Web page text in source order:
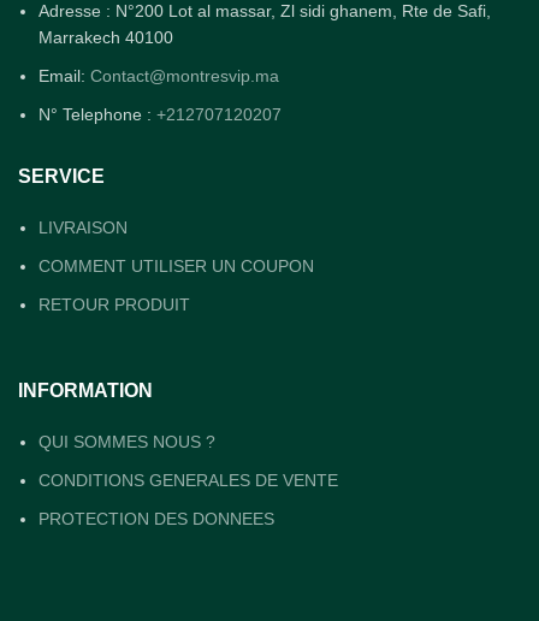
Adresse : N°200 Lot al massar, Zl sidi ghanem, Rte de Safi,
Marrakech 40100
Email: Contact@montresvip.ma
N° Telephone : +212707120207
SERVICE
LIVRAISON
COMMENT UTILISER UN COUPON
RETOUR PRODUIT
INFORMATION
QUI SOMMES NOUS ?
CONDITIONS GENERALES DE VENTE
PROTECTION DES DONNEES